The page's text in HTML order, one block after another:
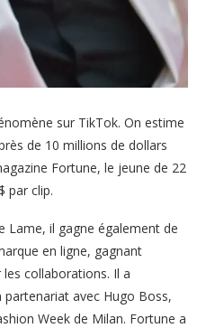
sur TikTok. On estime
de 10 millions de dollars
Fortune, le jeune de 22
par clip.
Lame, il gagne également de
en ligne, gagnant
collaborations. Il a
avec Hugo Boss,
Week de Milan. Fortune a